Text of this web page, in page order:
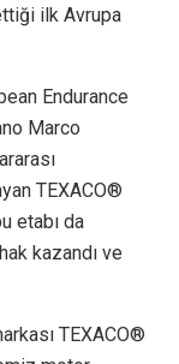
ilk Avrupa
Endurance
Marco
TEXACO®
etabı da
kazandı ve
TEXACO®